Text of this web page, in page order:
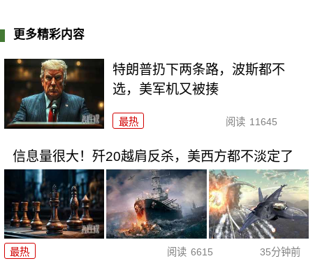
更多精彩内容
特朗普扔下两条路，波斯都不
选，美军机又被揍
最热 阅读 11645
信息量很大！歼20越肩反杀，美西方都不淡定了
最热 阅读 6615 35分钟前